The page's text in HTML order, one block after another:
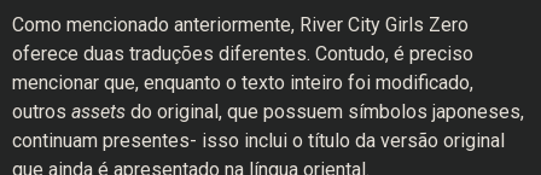
Como mencionado anteriormente, River City Girls Zero
oferece duas traduções diferentes. Contudo, é preciso
mencionar que, enquanto o texto inteiro foi modificado,
outros assets do original, que possuem símbolos japoneses,
continuam presentes- isso inclui o título da versão original
que ainda é apresentado na língua oriental.